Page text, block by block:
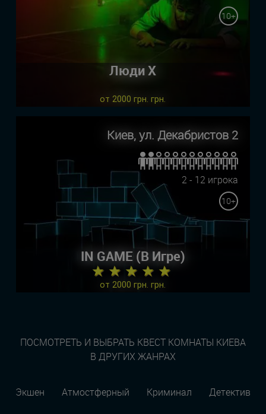
10+
Люди Х
от 2000 грн. грн.
Киев, ул. Декабристов 2
2 - 12 игрока
10+
IN GAME (В Игре)
★ ★ ★ ★ ★
от 2000 грн. грн.
ПОСМОТРЕТЬ И ВЫБРАТЬ КВЕСТ КОМНАТЫ КИЕВА
В ДРУГИХ ЖАНРАХ
Экшен Атмостферный Криминал Детектив